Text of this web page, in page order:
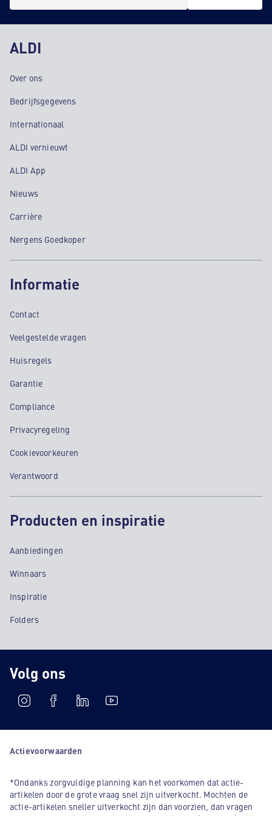
ALDI
Over ons
Bedrijfsgegevens
Internationaal
ALDI vernieuwt
ALDI App
Nieuws
Carrière
Nergens Goedkoper
Informatie
Contact
Veelgestelde vragen
Huisregels
Garantie
Compliance
Privacyregeling
Cookievoorkeuren
Verantwoord
Producten en inspiratie
Aanbiedingen
Winnaars
Inspiratie
Folders
Volg ons
Actievoorwaarden
*Ondanks zorgvuldige planning kan het voorkomen dat actie-
artikelen door de grote vraag snel zijn uitverkocht. Mochten de
actie-artikelen sneller uitverkocht zijn dan voorzien, dan vragen